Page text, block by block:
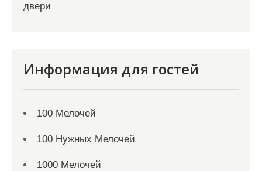
двери
Информация для гостей
100 Мелочей
100 Нужных Мелочей
1000 Мелочей